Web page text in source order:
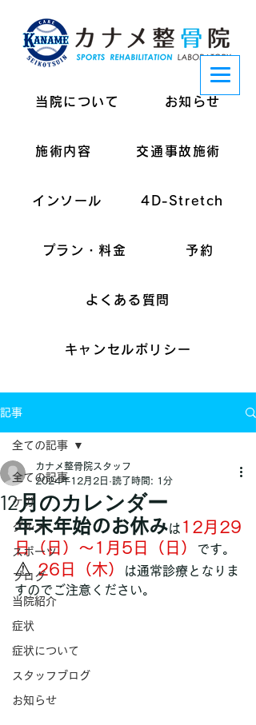
当院について お知らせ
施術内容 交通事故施術
インソール 4D-Stretch
プラン・料金 予約
よくある質問
キャンセルポリシー
記事
全ての記事
ケガ
グルメ
スポーツ
ブログ
当院紹介
症状
症状について
スタッフブログ
お知らせ
全ての記事
12月のカレンダー
カナメ整骨院スタッフ
2024年12月2日 読了時間: 1分
年末年始のお休みは 12月29
日（日）～1月5日（日）
です。
⚠ 26日（木）
は通常診療となりま
すのでご注意ください。